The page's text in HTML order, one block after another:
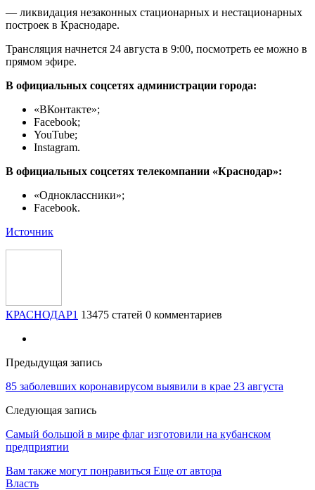
— ликвидация незаконных стационарных и нестационарных
построек в Краснодаре.
Трансляция начнется 24 августа в 9:00, посмотреть ее можно в
прямом эфире.
В официальных соцсетях администрации города:
«ВКонтакте»;
Facebook;
YouTube;
Instagram.
В официальных соцсетях телекомпании «Краснодар»:
«Одноклассники»;
Facebook.
Источник
КРАСНОДАР1 13475 статей 0 комментариев
Предыдущая запись
85 заболевших коронавирусом выявили в крае 23 августа
Следующая запись
Самый большой в мире флаг изготовили на кубанском
предприятии
Вам также могут понравиться Еще от автора
Власть